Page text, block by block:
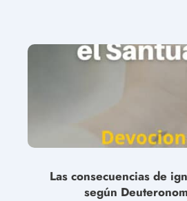
Las consecuencias de
según